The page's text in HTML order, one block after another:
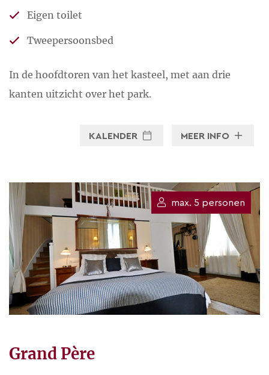
Eigen toilet
Tweepersoonsbed
In de hoofdtoren van het kasteel, met aan drie
kanten uitzicht over het park.
KALENDER MEER INFO
max. 5 personen
Grand Père